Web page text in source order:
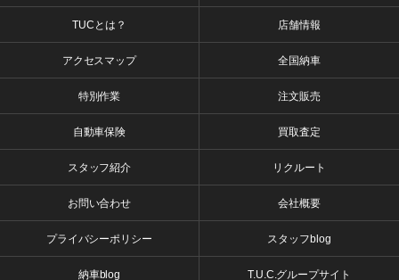
TUCとは？ 店舗情報
アクセスマップ 全国納車
特別作業 注文販売
自動車保険 買取査定
スタッフ紹介 リクルート
お問い合わせ 会社概要
プライバシーポリシー スタッフblog
納車blog T.U.C.グループサイト